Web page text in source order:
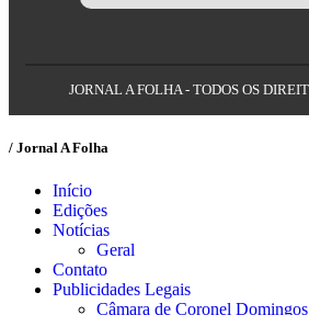
JORNAL A FOLHA - TODOS OS
/ Jornal A Folha
Início
Edições
Notícias
Geral
Contato
Publicidades Legais
Câmara de Coronel